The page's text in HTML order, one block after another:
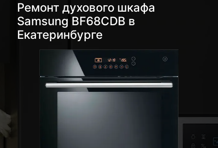
Ремонт духового шкафа
Samsung BF68CDB в
Екатеринбурге